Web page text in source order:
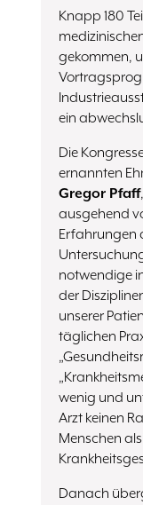
Knapp 180
gekommen,
ein
Die
ernannten
Gregor Pfaff
ausgehend
Erfahrungen
notwendige
der
unserer
täglichen
wenig und
Arzt keinen
Menschen
Danach